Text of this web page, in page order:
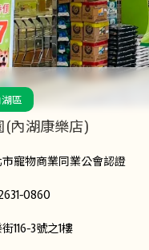
區
(內湖康樂店)
市寵物商業同業公會認證
0860
116-3號之1樓